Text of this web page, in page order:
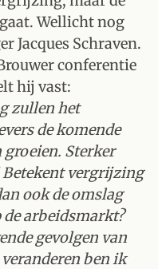
Wellicht nog
Jacques Schraven.
conferentie
hij vast:
zullen het
de komende
groeien. Sterker
Betekent vergrijzing
ook de omslag
arbeidsmarkt?
gevolgen van
ben ik